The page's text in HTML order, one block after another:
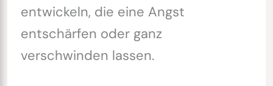
entwickeln, die eine Angst
entschärfen oder ganz
verschwinden lassen.